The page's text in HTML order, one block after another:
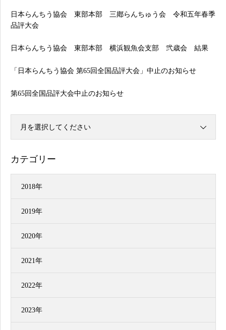
日本らんちう協会 東部本部 三鄕らんちゅう会 令和五年春季
品評大会
日本らんちう協会 東部本部 横浜観魚会支部 弐歳会 結果
「日本らんちう協会 第65回全国品評大会」中止のお知らせ
第65回全国品評大会中止のお知らせ
月を選択してください
カテゴリー
2018年
2019年
2020年
2021年
2022年
2023年